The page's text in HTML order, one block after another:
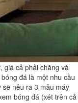
giá cả phải chăng và
đá là một nhu cầu
sẽ nêu ra 3 mẫu máy
bóng đá (xét trên cả